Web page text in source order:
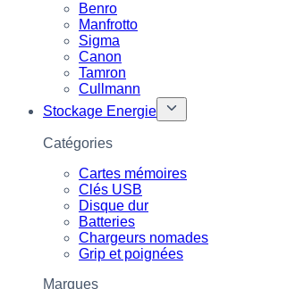
Benro
Manfrotto
Sigma
Canon
Tamron
Cullmann
Stockage Energie
Catégories
Cartes mémoires
Clés USB
Disque dur
Batteries
Chargeurs nomades
Grip et poignées
Marques